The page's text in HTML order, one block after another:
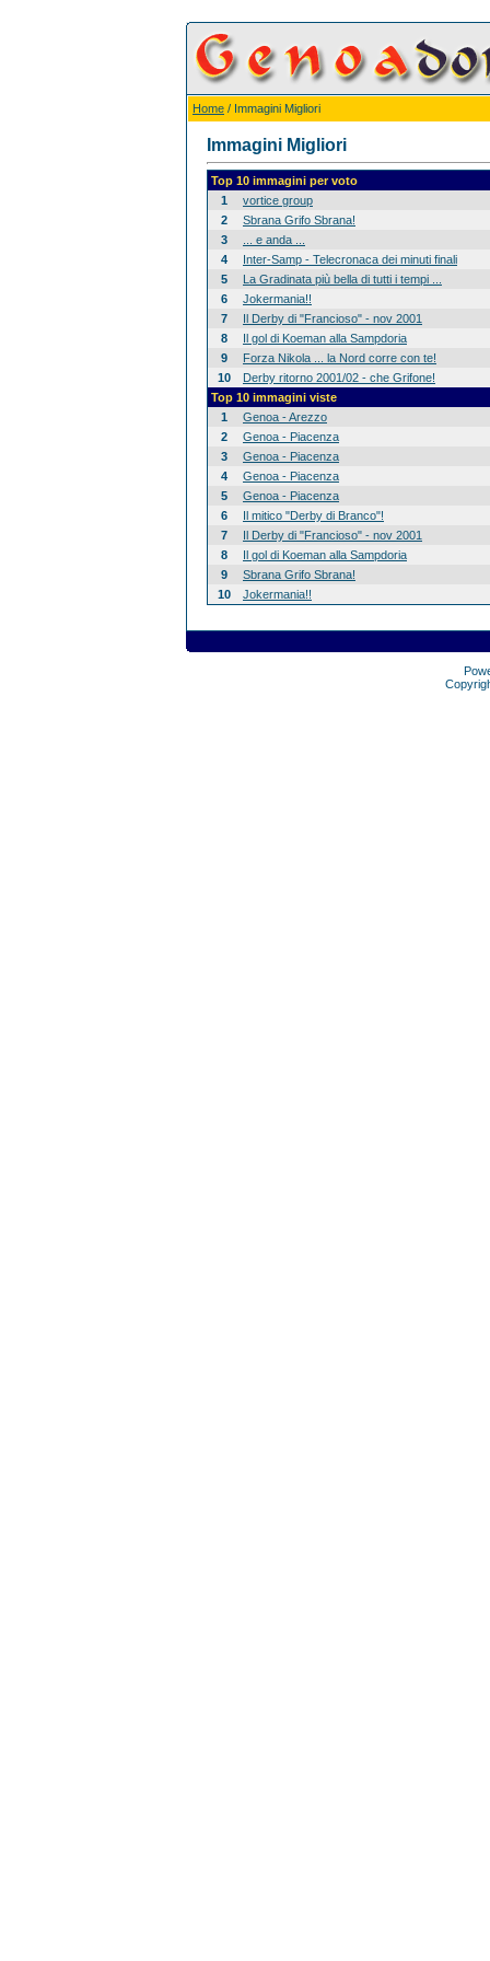
Home / Immagini Migliori
Immagini Migliori
Top 10 immagini per voto
1
vortice group
2
Sbrana Grifo Sbrana!
3
... e anda ...
4
Inter-Samp - Telecronaca dei minuti finali
5
La Gradinata più bella di tutti i tempi ...
6
Jokermania!!
7
Il Derby di "Francioso" - nov 2001
8
Il gol di Koeman alla Sampdoria
9
Forza Nikola ... la Nord corre con te!
10
Derby ritorno 2001/02 - che Grifone!
Top 10 immagini viste
1
Genoa - Arezzo
2
Genoa - Piacenza
3
Genoa - Piacenza
4
Genoa - Piacenza
5
Genoa - Piacenza
6
Il mitico "Derby di Branco"!
7
Il Derby di "Francioso" - nov 2001
8
Il gol di Koeman alla Sampdoria
9
Sbrana Grifo Sbrana!
10
Jokermania!!